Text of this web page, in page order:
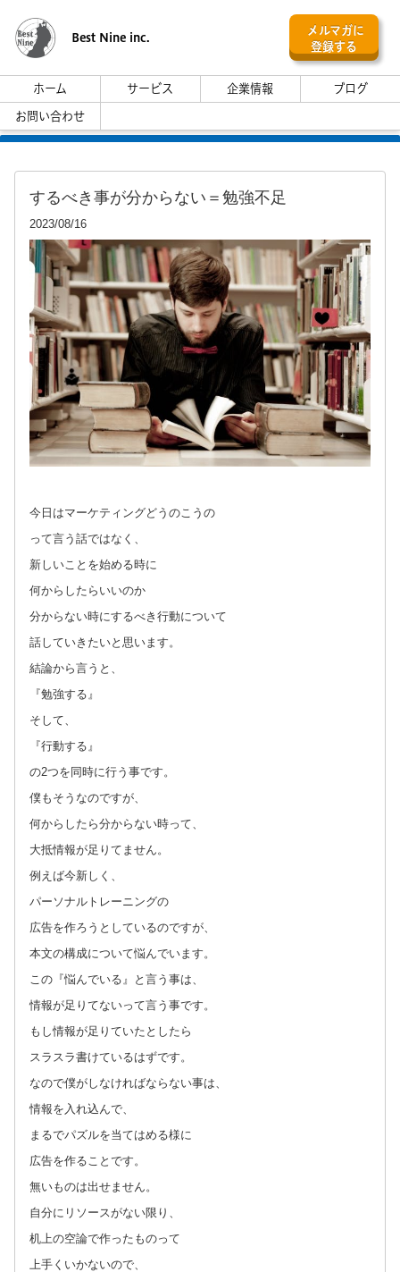
Best Nine inc.
メルマガに
登録する
ホーム サービス 企業情報
ブログ
お問い合わせ
するべき事が分からない＝勉強不足
2023/08/16
今日はマーケティングどうのこうの
って言う話ではなく、
新しいことを始める時に
何からしたらいいのか
分からない時にするべき行動について
話していきたいと思います。
結論から言うと、
『勉強する』
そして、
『行動する』
の2つを同時に行う事です。
僕もそうなのですが、
何からしたら分からない時って、
大抵情報が足りてません。
例えば今新しく、
パーソナルトレーニングの
広告を作ろうとしているのですが、
本文の構成について悩んでいます。
この『悩んでいる』と言う事は、
情報が足りてないって言う事です。
もし情報が足りていたとしたら
スラスラ書けているはずです。
なので僕がしなければならない事は、
情報を入れ込んで、
まるでパズルを当てはめる様に
広告を作ることです。
無いものは出せません。
自分にリソースがない限り、
机上の空論で作ったものって
上手くいかないので、